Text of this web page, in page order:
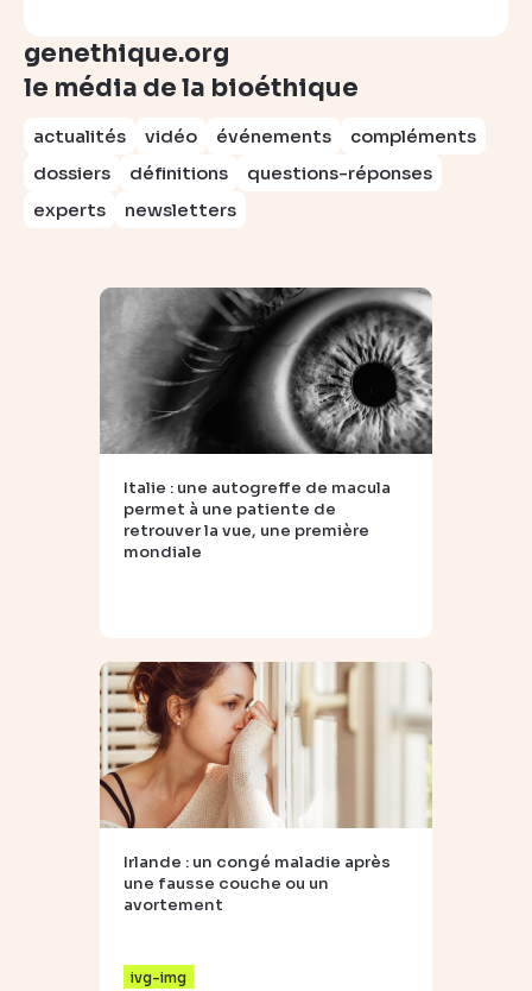
genethique.org
le média de la bioéthique
actualités vidéo événements
compléments
dossiers
définitions
questions-réponses
experts
newsletters
Italie : une autogreffe de macula
permet à une patiente de
retrouver la vue, une première
mondiale
Irlande : un congé maladie après
une fausse couche ou un
avortement
ivg-img